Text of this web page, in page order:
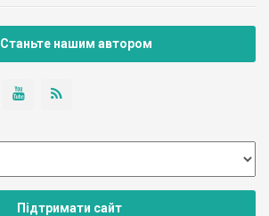
Станьте нашим автором
Підтримати сайт